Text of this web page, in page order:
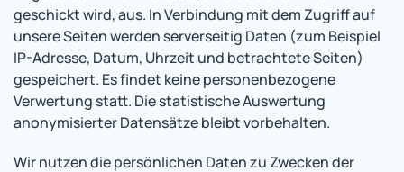
geschickt wird, aus. In Verbindung mit dem Zugriff auf
unsere Seiten werden serverseitig Daten (zum Beispiel
IP-Adresse, Datum, Uhrzeit und betrachtete Seiten)
gespeichert. Es findet keine personenbezogene
Verwertung statt. Die statistische Auswertung
anonymisierter Datensätze bleibt vorbehalten.
Wir nutzen die persönlichen Daten zu Zwecken der